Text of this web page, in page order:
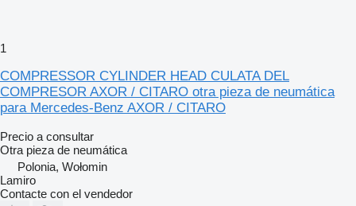
1
COMPRESSOR CYLINDER HEAD CULATA DEL
COMPRESOR AXOR / CITARO otra pieza de neumática
para Mercedes-Benz AXOR / CITARO
Precio a consultar
Otra pieza de neumática
Polonia, Wołomin
Lamiro
Contacte con el vendedor